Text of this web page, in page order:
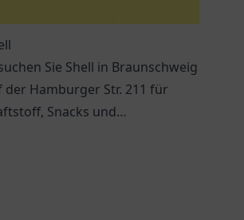
Sie Shell in Braunschweig
der Hamburger Str. 211 für
Snacks und